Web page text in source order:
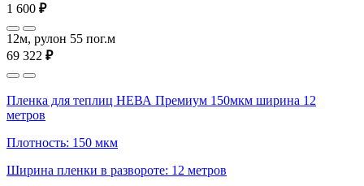
1 600 ₽
12м, рулон 55 пог.м
69 322 ₽
Пленка для теплиц НЕВА Премиум 150мкм ширина 12
метров
Плотность: 150 мкм
Ширина пленки в развороте: 12 метров